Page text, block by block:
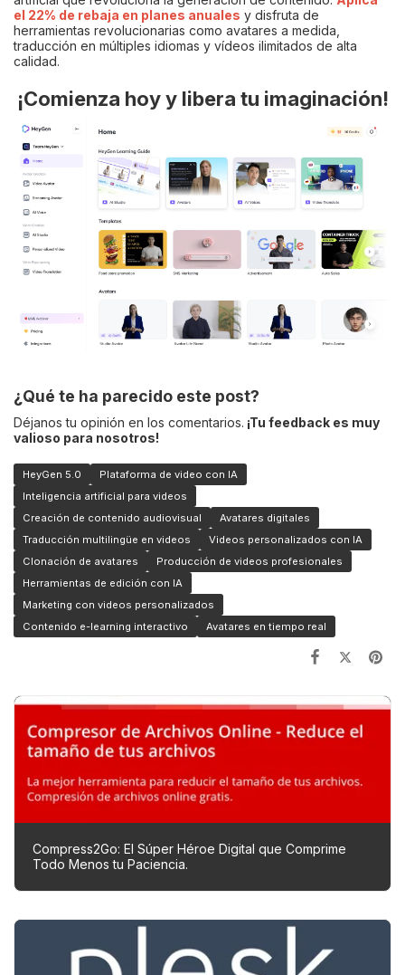
el 22% de rebaja en planes anuales y disfruta de
herramientas revolucionarias como avatares a medida,
traducción en múltiples idiomas y vídeos ilimitados de alta
calidad.
¡Comienza hoy y libera tu imaginación!
¿Qué te ha parecido este post?
Déjanos tu opinión en los comentarios. ¡Tu feedback es muy
valioso para nosotros!
HeyGen 5.0
Plataforma de video con IA
Inteligencia artificial para videos
Creación de contenido audiovisual
Avatares digitales
Traducción multilingüe en videos
Videos personalizados con IA
Clonación de avatares
Producción de videos profesionales
Herramientas de edición con IA
Marketing con videos personalizados
Contenido e-learning interactivo
Avatares en tiempo real
Compress2Go: El Súper Héroe Digital que Comprime
Todo Menos tu Paciencia.